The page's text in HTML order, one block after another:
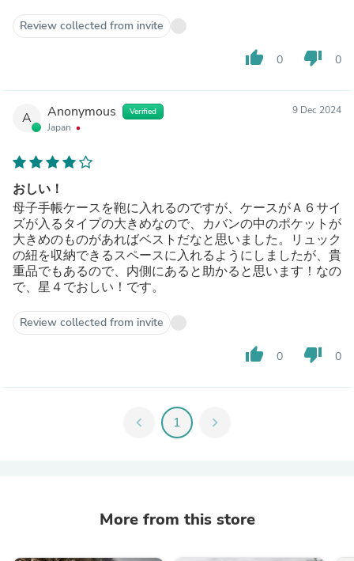
Review collected from invite
thumb_up 0 thumb_down 0
A Anonymous Verified
Japan
9 Dec 2024
おしい！
母子手帳ケースを鞄に入れるのですが、ケースがＡ６サイ
ズが入るタイプの大きめなので、カバンの中のポケットが
大きめのものがあればベストだなと思いました。リュック
の紐を収納できるスペースに入れるようにしましたが、貴
重品でもあるので、内側にあると助かると思います！なの
で、星４でおしい！です。
Review collected from invite
thumb_up 0 thumb_down 0
chevron_left 1 chevron_right
More from this store